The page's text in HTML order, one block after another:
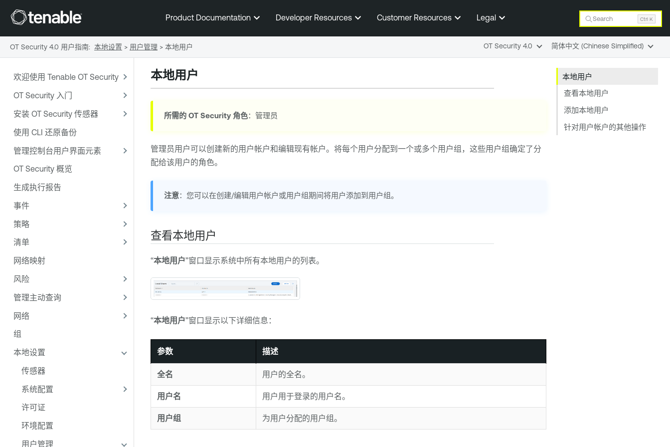
跳到主内容
Product Documentation Developer Resources Customer Resources Legal Search Ctrl K
欢迎使用 Tenable OT Security
OT Security 入门
安装 OT Security 传感器
使用 CLI 还原备份
管理控制台用户界面元素
OT Security 概览
生成执行报告
事件
策略
清单
网络映射
风险
管理主动查询
网络
组
本地设置
传感器
系统配置
许可证
环境配置
用户管理
本地用户
查看本地用户
添加本地用户
针对用户帐户的其他操作
本地用户
所需的OT Security 角色：管理员
管理员用户可以创建新的用户帐户和编辑现有帐户。将每个用户分配到一个或多个用户组，这些用户组确定了分
配给该用户的角色。
注意：您可以在创建/编辑用户帐户或用户组期间将用户添加到用户组。
查看本地用户
“本地用户”窗口显示系统中所有本地用户的列表。
“本地用户”窗口显示以下详细信息：
参数 描述
全名 用户的全名。
用户名 用户用于登录的用户名。
用户组 为用户分配的用户组。
OT Security 4.0 用户指南: 本地设置 > 用户管理 > 本地用户 OT Security 4.0 简体中文 (Chinese Simplified)